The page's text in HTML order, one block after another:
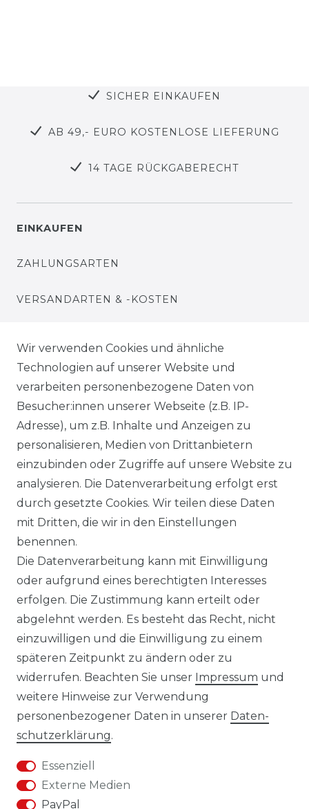
SICHER EINKAUFEN
AB 49,- EURO KOSTENLOSE LIEFERUNG
14 TAGE RÜCKGABERECHT
EINKAUFEN
ZAHLUNGSARTEN
VERSANDARTEN & -KOSTEN
WARENKORB
ZUR KASSE
HILFE
INFORMATIONEN
KONTAKT
DATENSCHUTZERKLÄRUNG
IMPRESSUM
AGB
KONTAKT
REUTEWEG 2/1, 73035 GÖPPINGEN
E-MAIL: INFO@BS-HANDEL.DE
Wir verwenden Cookies und ähnliche
Technologien auf unserer Website und
verarbeiten personenbezogene Daten von
Besucher:innen unserer Webseite (z.B. IP-
Adresse), um z.B. Inhalte und Anzeigen zu
personalisieren, Medien von Drittanbietern
einzubinden oder Zugriffe auf unsere Website zu
analysieren. Die Datenverarbeitung erfolgt erst
durch gesetzte Cookies. Wir teilen diese Daten
mit Dritten, die wir in den Einstellungen
benennen.
Die Datenverarbeitung kann mit Einwilligung
oder aufgrund eines berechtigten Interesses
erfolgen. Die Zustimmung kann erteilt oder
abgelehnt werden. Es besteht das Recht, nicht
einzuwilligen und die Einwilligung zu einem
späteren Zeitpunkt zu ändern oder zu
widerrufen. Beachten Sie unser Impressum und
weitere Hinweise zur Verwendung
personenbezogener Daten in unserer Daten­
schutz­erklärung.
Essenziell
Externe Medien
PayPal